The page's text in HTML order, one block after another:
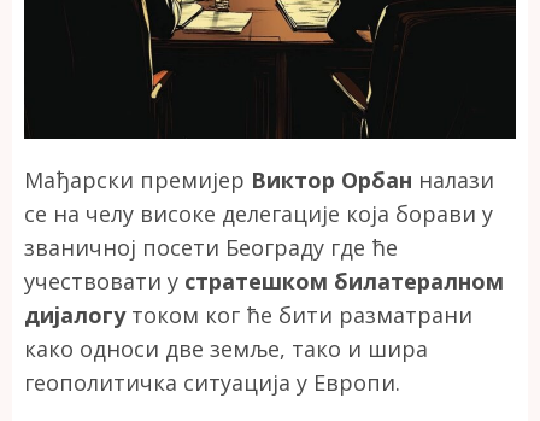
Мађарски премијер Виктор Орбан налази
се на челу високе делегације која борави у
званичној посети Београду где ће
учествовати у стратешком билатералном
дијалогутоком ког ће бити разматрани
како односи две земље, тако и шира
геополитичка ситуација у Европи.